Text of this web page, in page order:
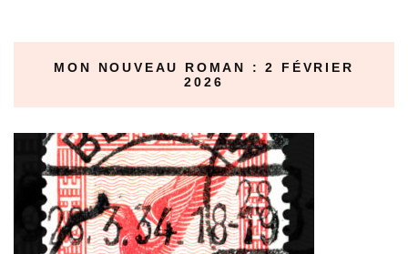
MON NOUVEAU ROMAN : 2 FÉVRIER
2026